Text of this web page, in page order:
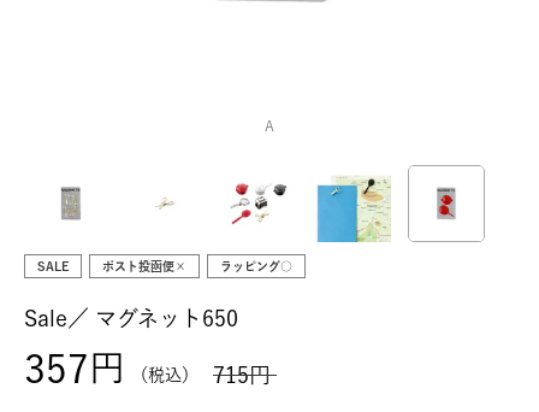
A
SALE ポスト投函便× ラッピング○
Sale／ マグネット650
715
357 税込